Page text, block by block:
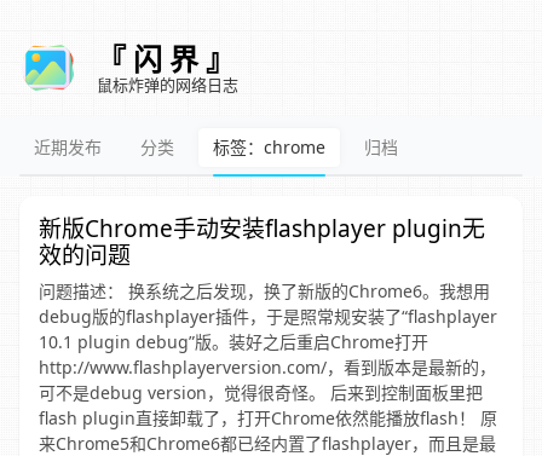
『 闪 界 』
鼠标炸弹的网络日志
近期发布 分类 标签：chrome 归档
新版Chrome手动安装flashplayer plugin无
效的问题
问题描述： 换系统之后发现，换了新版的Chrome6。我想用
debug版的flashplayer插件，于是照常规安装了“flashplayer
10.1 plugin debug”版。装好之后重启Chrome打开
http://www.flashplayerversion.com/，看到版本是最新的，
可不是debug version，觉得很奇怪。 后来到控制面板里把
flash plugin直接卸载了，打开Chrome依然能播放flash！ 原
来Chrome5和Chrome6都已经内置了flashplayer，而且是最